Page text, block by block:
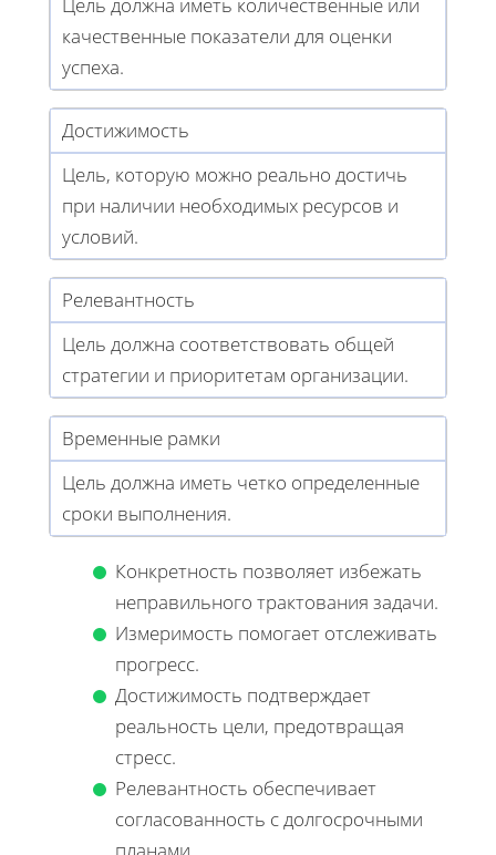
качественные показатели для оценки
успеха.
Достижимость
Цель, которую можно реально достичь
при наличии необходимых ресурсов и
условий.
Релевантность
Цель должна соответствовать общей
стратегии и приоритетам организации.
Временные рамки
Цель должна иметь четко определенные
сроки выполнения.
Конкретность позволяет избежать
неправильного трактования задачи.
Измеримость помогает отслеживать
прогресс.
Достижимость подтверждает
реальность цели, предотвращая
стресс.
Релевантность обеспечивает
согласованность с долгосрочными
планами.